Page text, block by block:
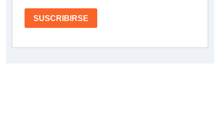
SUSCRIBIRSE